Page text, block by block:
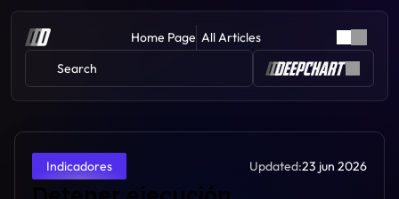
Home Page All Articles
Search
Indicadores Updated:23 jun 2026